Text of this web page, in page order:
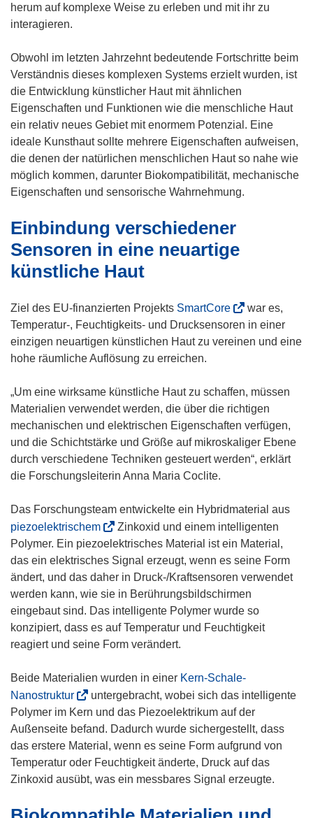
herum auf komplexe Weise zu erleben und mit ihr zu
interagieren.
Obwohl im letzten Jahrzehnt bedeutende Fortschritte beim
Verständnis dieses komplexen Systems erzielt wurden, ist
die Entwicklung künstlicher Haut mit ähnlichen
Eigenschaften und Funktionen wie die menschliche Haut
ein relativ neues Gebiet mit enormem Potenzial. Eine
ideale Kunsthaut sollte mehrere Eigenschaften aufweisen,
die denen der natürlichen menschlichen Haut so nahe wie
möglich kommen, darunter Biokompatibilität, mechanische
Eigenschaften und sensorische Wahrnehmung.
Einbindung verschiedener
Sensoren in eine neuartige
künstliche Haut
Ziel des EU-finanzierten Projekts SmartCore(
ö
f
e
t
i
n
n
e
m
F
e
n
s
t
e
war es,
Temperatur-, Feuchtigkeits- und Drucksensoren in einer
einzigen neuartigen künstlichen Haut zu vereinen und eine
hohe räumliche Auflösung zu erreichen.
„Um eine wirksame künstliche Haut zu schaffen, müssen
Materialien verwendet werden, die über die richtigen
mechanischen und elektrischen Eigenschaften verfügen,
und die Schichtstärke und Größe auf mikroskaliger Ebene
durch verschiedene Techniken gesteuert werden“, erklärt
die Forschungsleiterin Anna Maria Coclite.
Das Forschungsteam entwickelte ein Hybridmaterial aus
piezoelektrischem(
ö
f
f
n
e
t
n
e
u
e
m
F
e
s
Zinkoxid und einem intelligenten
Polymer. Ein piezoelektrisches Material ist ein Material,
das ein elektrisches Signal erzeugt, wenn es seine Form
ändert, und das daher in Druck-/Kraftsensoren verwendet
werden kann, wie sie in Berührungsbildschirmen
eingebaut sind. Das intelligente Polymer wurde so
konzipiert, dass es auf Temperatur und Feuchtigkeit
reagiert und seine Form verändert.
Beide Materialien wurden in einer Kern-Schale-
Nanostruktur(
ö
f
f
n
e
i
untergebracht, wobei sich das intelligente
Polymer im Kern und das Piezoelektrikum auf der
Außenseite befand. Dadurch wurde sichergestellt, dass
das erstere Material, wenn es seine Form aufgrund von
Temperatur oder Feuchtigkeit änderte, Druck auf das
Zinkoxid ausübt, was ein messbares Signal erzeugte.